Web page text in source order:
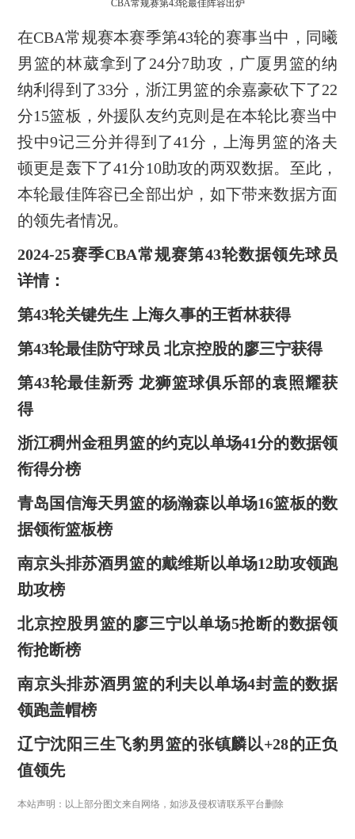
CBA常规赛第43轮最佳阵容出炉
在CBA常规赛本赛季第43轮的赛事当中，同曦
男篮的林葳拿到了24分7助攻，广厦男篮的纳
纳利得到了33分，浙江男篮的余嘉豪砍下了22
分15篮板，外援队友约克则是在本轮比赛当中
投中9记三分并得到了41分，上海男篮的洛夫
顿更是轰下了41分10助攻的两双数据。至此，
本轮最佳阵容已全部出炉，如下带来数据方面
的领先者情况。
2024-25赛季CBA常规赛第43轮数据领先球员
详情：
第43轮关键先生 上海久事的王哲林获得
第43轮最佳防守球员 北京控股的廖三宁获得
第43轮最佳新秀 龙狮篮球俱乐部的袁照耀获
得
浙江稠州金租男篮的约克以单场41分的数据领
衔得分榜
青岛国信海天男篮的杨瀚森以单场16篮板的数
据领衔篮板榜
南京头排苏酒男篮的戴维斯以单场12助攻领跑
助攻榜
北京控股男篮的廖三宁以单场5抢断的数据领
衔抢断榜
南京头排苏酒男篮的利夫以单场4封盖的数据
领跑盖帽榜
辽宁沈阳三生飞豹男篮的张镇麟以+28的正负
值领先
本站声明：以上部分图文来自网络，如涉及侵权请联系平台删除